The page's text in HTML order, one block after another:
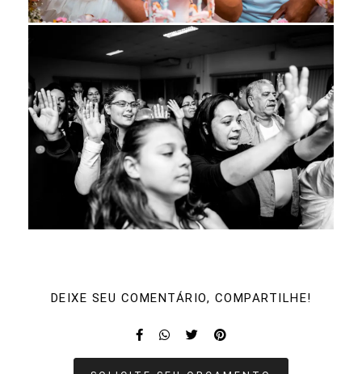
DEIXE SEU COMENTÁRIO, COMPARTILHE!